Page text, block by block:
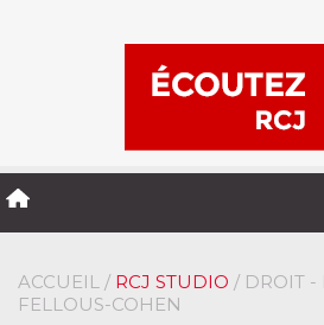
ACCUEIL / RCJ STUDIO / DROIT -
FELLOUS-COHEN